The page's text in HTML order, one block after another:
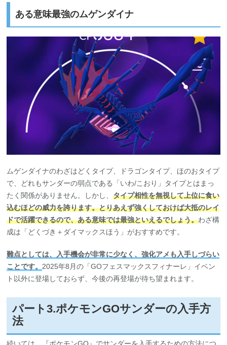
ある意味最強のムゲンダイナ
ムゲンダイナのわざはどくタイプ、ドラゴンタイプ、ほのおタイプ
で、どれもサンダーの弱点である「いわ/こおり」タイプとはまっ
たく関係がありません。しかし、タイプ相性を無視して上位に食い
込むほどの威力を誇ります。とりあえず強くしておけば大抵のレイ
ドで活躍できるので、ある意味では最強といえるでしょう。わざ構
成は「どくづき＋ダイマックスほう」がおすすめです。
難点としては、入手機会が非常に少なく、強化アメも入手しづらい
ことです。2025年8月の「GOフェスマックスフィナーレ」イベン
ト以外に登場しておらず、今後の再登場が待ち望まれます。
パート3.ポケモンGOサンダーの入手方
法
続いては、『ポケモンGO』でサンダーを入手するための方法につ